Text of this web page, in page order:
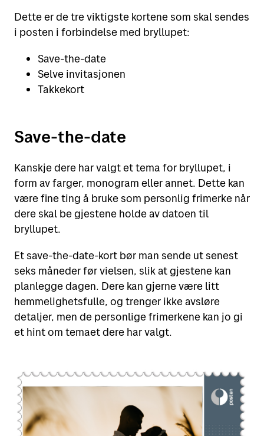
Dette er de tre viktigste kortene som skal sendes
i posten i forbindelse med bryllupet:
Save-the-date
Selve invitasjonen
Takkekort
Save-the-date
Kanskje dere har valgt et tema for bryllupet, i
form av farger, monogram eller annet. Dette kan
være fine ting å bruke som personlig frimerke når
dere skal be gjestene holde av datoen til
bryllupet.
Et save-the-date-kort bør man sende ut senest
seks måneder før vielsen, slik at gjestene kan
planlegge dagen. Dere kan gjerne være litt
hemmelighetsfulle, og trenger ikke avsløre
detaljer, men de personlige frimerkene kan jo gi
et hint om temaet dere har valgt.